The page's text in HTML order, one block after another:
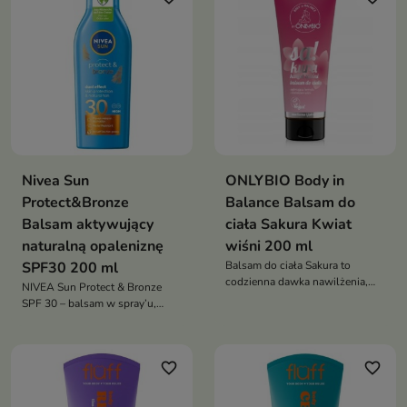
Nivea Sun
Protect&Bronze
Balsam aktywujący
naturalną opaleniznę
SPF30 200 ml
NIVEA Sun Protect & Bronze
SPF 30 – balsam w spray’u,
samoopalacza. Wodoodporna
formuła, szybka aplikacja,
ochrona UVA/UVB.
ONLYBIO Body in
Balance Balsam do
ciała Sakura Kwiat
wiśni 200 ml
Balsam do ciała Sakura to
codzienna dawka nawilżenia,
favorite_border favorite_border